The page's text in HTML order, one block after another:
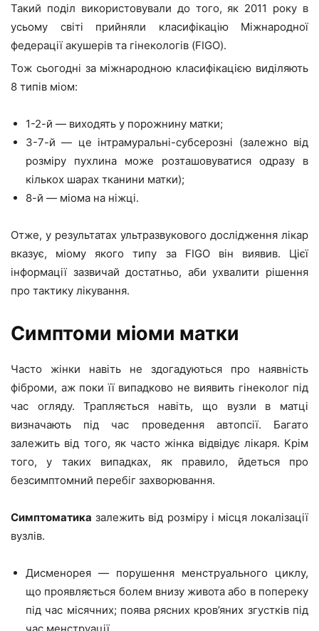
Такий поділ використовували до того, як 2011 року в
усьому світі прийняли класифікацію Міжнародної
федерації акушерів та гінекологів (FIGO).
Тож сьогодні за міжнародною класифікацією виділяють
8 типів міом:
1-2-й — виходять у порожнину матки;
3-7-й — це інтрамуральні-субсерозні (залежно від
розміру пухлина може розташовуватися одразу в
кількох шарах тканини матки);
8-й — міома на ніжці.
Отже, у результатах ультразвукового дослідження лікар
вказує, міому якого типу за FIGO він виявив. Цієї
інформації зазвичай достатньо, аби ухвалити рішення
про тактику лікування.
Симптоми міоми матки
Часто жінки навіть не здогадуються про наявність
фіброми, аж поки її випадково не виявить гінеколог під
час огляду. Трапляється навіть, що вузли в матці
визначають під час проведення автопсії. Багато
залежить від того, як часто жінка відвідує лікаря. Крім
того, у таких випадках, як правило, йдеться про
безсимптомний перебіг захворювання.
Симптоматика залежить від розміру і місця локалізації
вузлів.
Дисменорея — порушення менструального циклу,
що проявляється болем внизу живота або в попереку
під час місячних; поява рясних кров’яних згустків під